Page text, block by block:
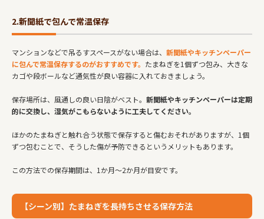
2.新聞紙で包んで常温保存
マンションなどで吊るすスペースがない場合は、 新聞紙やキッチンペーパー
に包んで常温保存するのがおすすめです。 たまねぎを1個ずつ包み、大きな
カゴや段ボールなど通気性が良い容器に入れておきましょう。
保存場所は、風通しの良い日陰がベスト。 新聞紙やキッチンペーパーは定期
的に交換し、湿気がこもらないように工夫してください。
ほかのたまねぎと触れ合う状態で保存すると傷むおそれがありますが、1個
ずつ包むことで、そうした傷が予防できるというメリットもあります。
この方法での保存期間は、1か月～2か月が目安です。
【シーン別】たまねぎを長持ちさせる保存方法